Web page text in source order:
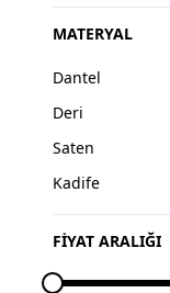
Altın
MATERYAL
Dantel
Deri
Saten
Kadife
FIYAT ARALIĞI